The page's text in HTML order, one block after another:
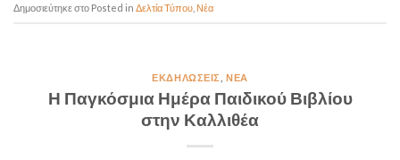
Posted in Δελτία Τύπου Νέα
ΕΚΔΗΛΏΣΕΙΣ ,ΝΈΑ
Η Παγκόσμια Ημέρα Παιδικού Βιβλίου
στην Καλλιθέα